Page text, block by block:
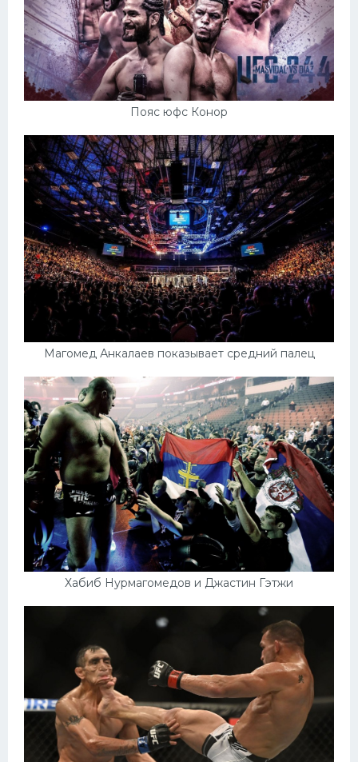
Пояс юфс Конор
Магомед Анкалаев показывает средний палец
Хабиб Нурмагомедов и Джастин Гэтжи